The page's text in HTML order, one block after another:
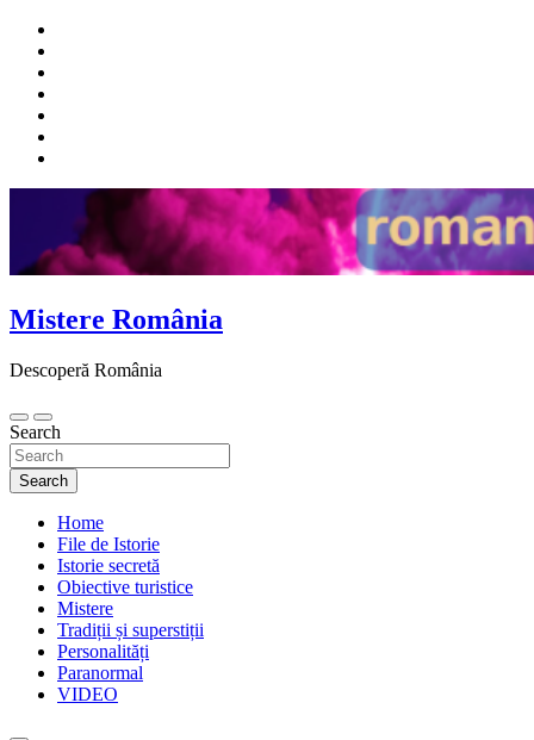
Skip
content
Mistere România
Descoperă România
Search
Search
Home
File de Istorie
Istorie secretă
Obiective turistice
Mistere
Tradiții și superstiții
Personalități
Paranormal
VIDEO